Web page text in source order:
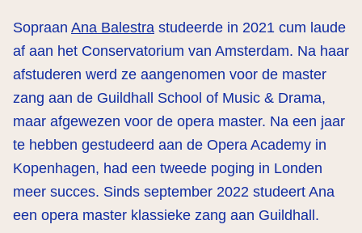
Sopraan Ana Balestra studeerde in 2021 cum laude
af aan het Conservatorium van Amsterdam. Na haar
afstuderen werd ze aangenomen voor de master
zang aan de Guildhall School of Music & Drama,
maar afgewezen voor de opera master. Na een jaar
te hebben gestudeerd aan de Opera Academy in
Kopenhagen, had een tweede poging in Londen
meer succes. Sinds september 2022 studeert Ana
een opera master klassieke zang aan Guildhall.